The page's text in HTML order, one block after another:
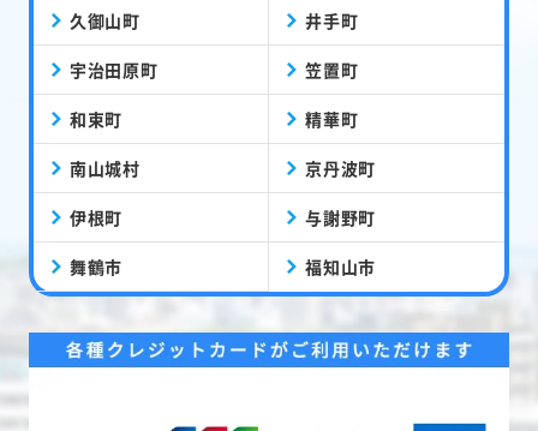
久御山町 井手町
宇治田原町 笠置町
和束町 精華町
南山城村 京丹波町
伊根町 与謝野町
舞鶴市 福知山市